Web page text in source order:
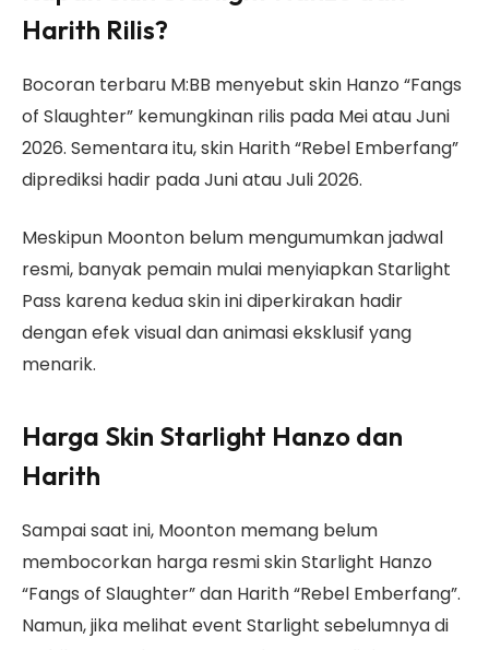
Harith Rilis?
Bocoran terbaru M:BB menyebut skin Hanzo “Fangs
of Slaughter” kemungkinan rilis pada Mei atau Juni
2026. Sementara itu, skin Harith “Rebel Emberfang”
diprediksi hadir pada Juni atau Juli 2026.
Meskipun Moonton belum mengumumkan jadwal
resmi, banyak pemain mulai menyiapkan Starlight
Pass karena kedua skin ini diperkirakan hadir
dengan efek visual dan animasi eksklusif yang
menarik.
Harga Skin Starlight Hanzo dan
Harith
Sampai saat ini, Moonton memang belum
membocorkan harga resmi skin Starlight Hanzo
“Fangs of Slaughter” dan Harith “Rebel Emberfang”.
Namun, jika melihat event Starlight sebelumnya di